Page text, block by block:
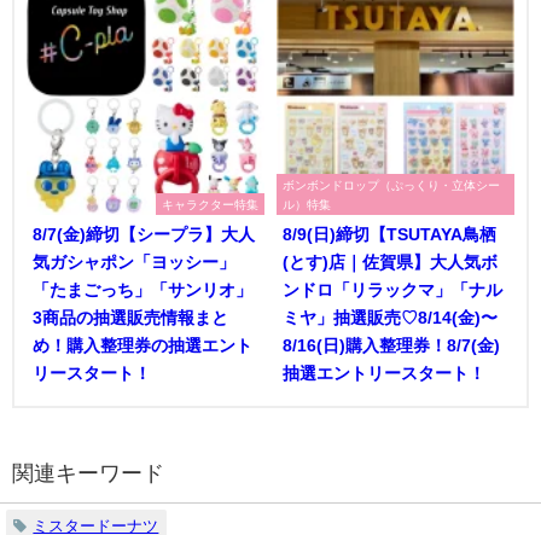
キャラクター特集
8/7(金)締切【シープラ】大人
気ガシャポン「ヨッシー」
「たまごっち」「サンリオ」
3商品の抽選販売情報まと
め！購入整理券の抽選エント
リースタート！
ボンボンドロップ（ぷっくり・立体シー
ル）特集
8/9(日)締切【TSUTAYA鳥栖
(とす)店｜佐賀県】大人気ボ
ンドロ「リラックマ」「ナル
ミヤ」抽選販売♡8/14(金)〜
8/16(日)購入整理券！8/7(金)
抽選エントリースタート！
関連キーワード
ミスタードーナツ